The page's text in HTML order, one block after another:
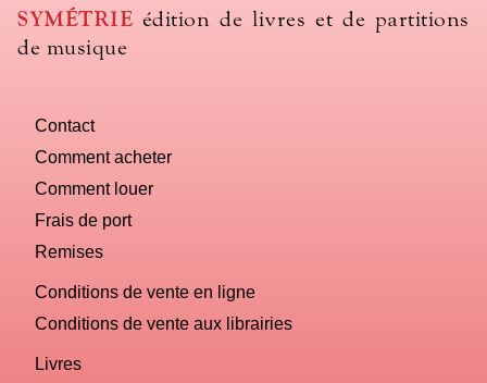
SYMÉTRIE édition de livres et de partitions
de musique
Contact
Comment acheter
Comment louer
Frais de port
Remises
Conditions de vente en ligne
Conditions de vente aux librairies
Livres